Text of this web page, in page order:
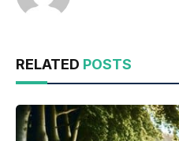
RELATED POSTS